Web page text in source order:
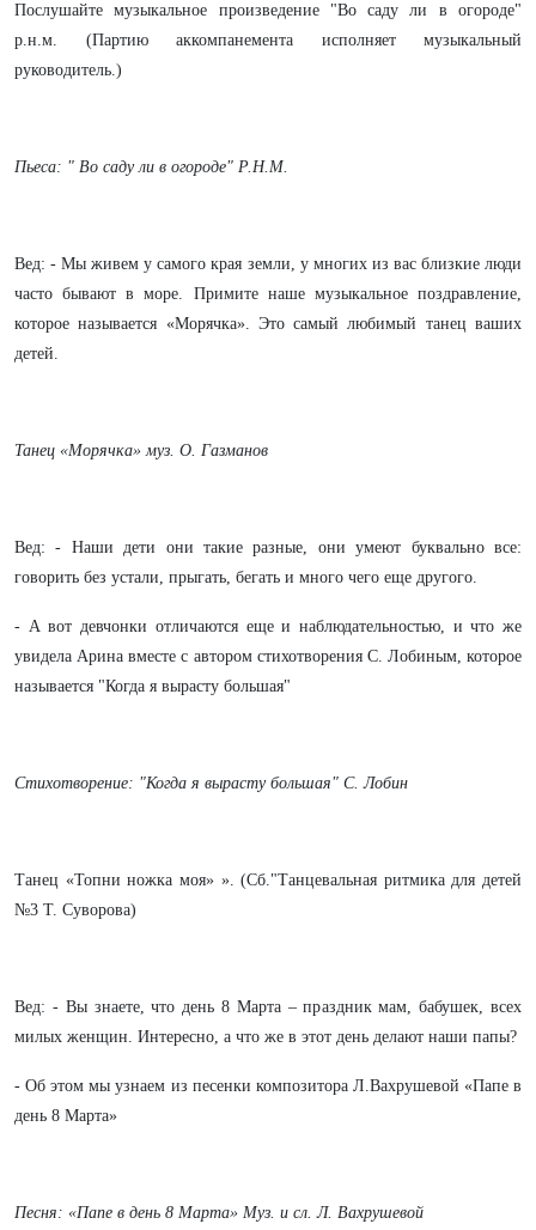
Послушайте музыкальное произведение "Во саду ли в огороде"
р.н.м. (Партию аккомпанемента исполняет музыкальный
руководитель.)
Пьеса: " Во саду ли в огороде" Р.Н.М.
Вед: - Мы живем у самого края земли, у многих из вас близкие люди
часто бывают в море. Примите наше музыкальное поздравление,
которое называется «Морячка». Это самый любимый танец ваших
детей.
Танец «Морячка» муз. О. Газманов
Вед: - Наши дети они такие разные, они умеют буквально все:
говорить без устали, прыгать, бегать и много чего еще другого.
- А вот девчонки отличаются еще и наблюдательностью, и что же
увидела Арина вместе с автором стихотворения С. Лобиным, которое
называется "Когда я вырасту большая"
Стихотворение: "Когда я вырасту большая" С. Лобин
Танец «Топни ножка моя» ». (Сб."Танцевальная ритмика для детей
№3 Т. Суворова)
Вед: - Вы знаете, что день 8 Марта – праздник мам, бабушек, всех
милых женщин. Интересно, а что же в этот день делают наши папы?
- Об этом мы узнаем из песенки композитора Л.Вахрушевой «Папе в
день 8 Марта»
Песня: «Папе в день 8 Марта» Муз. и сл. Л. Вахрушевой